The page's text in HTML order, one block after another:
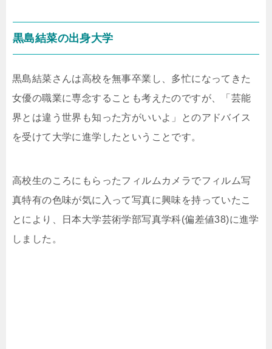
黒島結菜の出身大学
黒島結菜さんは高校を無事卒業し、多忙になってきた
女優の職業に専念することも考えたのですが、「芸能
界とは違う世界も知った方がいいよ」とのアドバイス
を受けて大学に進学したということです。
高校生のころにもらったフィルムカメラでフィルム写
真特有の色味が気に入って写真に興味を持っていたこ
とにより、日本大学芸術学部写真学科(偏差値38)に進学
しました。